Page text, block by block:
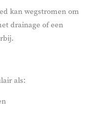
kan wegstromen om
drainage of een
als: